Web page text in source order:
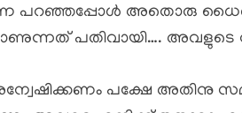
പറഞ്ഞപ്പോൾ അതൊരു
പതിവായി…. അവളുടെ
പക്ഷേ അതിനു